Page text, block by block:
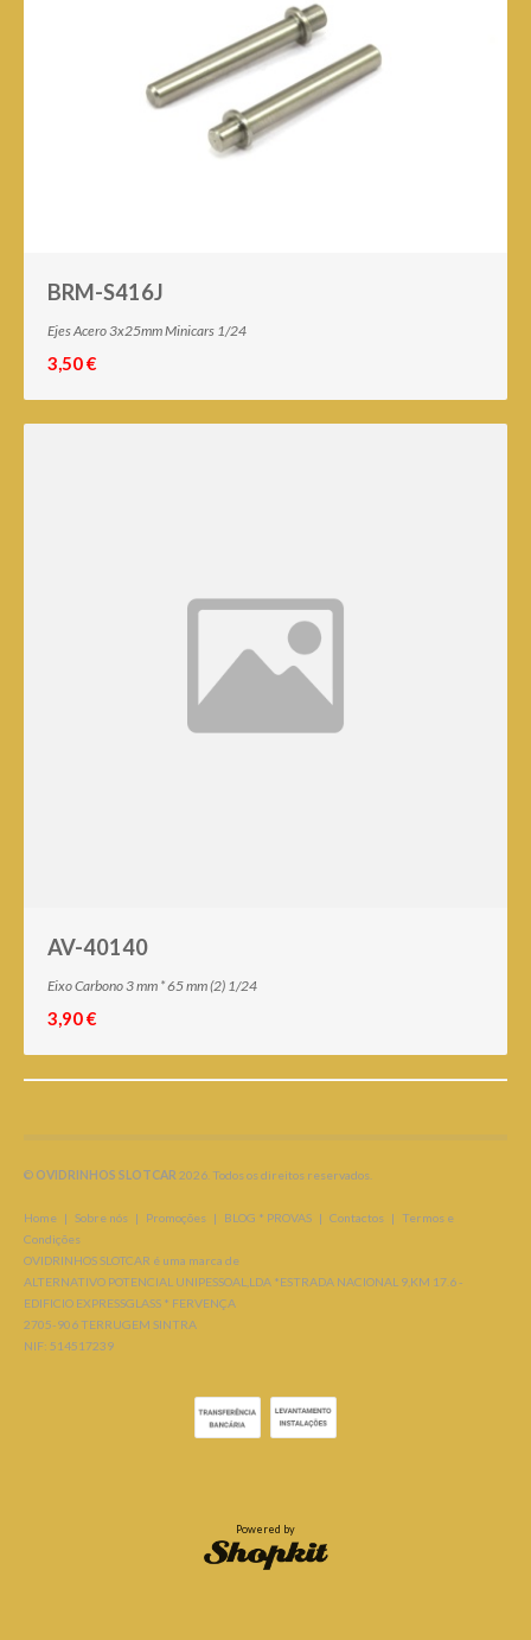
BRM-S416J
Ejes Acero 3x25mm Minicars 1/24
3,50 €
AV-40140
Eixo Carbono 3 mm * 65 mm (2) 1/24
3,90 €
© OVIDRINHOS SLOTCAR 2026. Todos os direitos reservados.
Home | Sobre nós | Promoções | BLOG * PROVAS | Contactos | Termos e
Condições
OVIDRINHOS SLOTCAR é uma marca de
ALTERNATIVO POTENCIAL UNIPESSOAL,LDA *ESTRADA NACIONAL 9,KM 17.6 -
EDIFICIO EXPRESSGLASS * FERVENÇA
2705-906 TERRUGEM SINTRA
NIF: 514517239
Powered by